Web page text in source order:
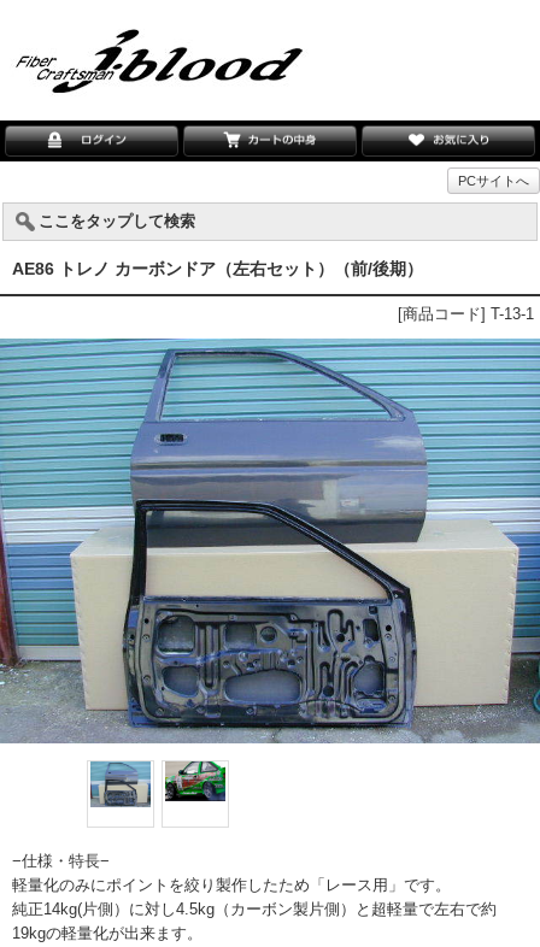
PCサイトへ
ここをタップして検索
AE86 トレノ カーボンドア（左右セット）（前/後期）
[商品コード] T-13-1
−仕様・特長−
軽量化のみにポイントを絞り製作したため「レース用」です。
純正14kg(片側）に対し4.5kg（カーボン製片側）と超軽量で左右で約
19kgの軽量化が出来ます。